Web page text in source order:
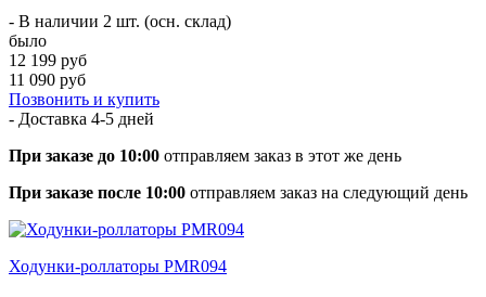
- В наличии 2 шт. (осн. склад)
было
12 199 руб
11 090 руб
Позвонить и купить
- Доставка 4-5 дней
При заказе до 10:00 отправляем заказ в этот же день
При заказе после 10:00 отправляем заказ на следующий день
Ходунки-роллаторы PMR094